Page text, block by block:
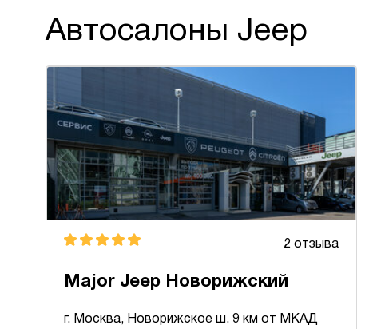
Автосалоны Jeep
2 отзыва
Major Jeep Новорижский
г. Москва, Новорижское ш. 9 км от МКАД